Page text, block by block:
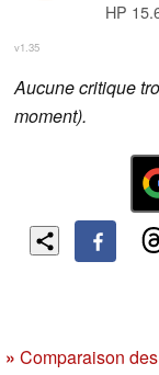
v1.35
Aucune critique
moment).
» Comparaison des